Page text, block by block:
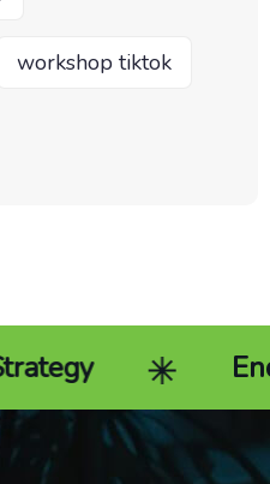
workshop tiktok
End-to-